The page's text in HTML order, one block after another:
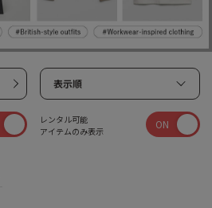
表示順
レンタル可能
アイテムのみ表示
ON